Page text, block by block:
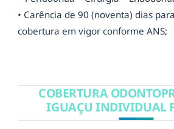
• Carência de 90 (noventa) dias
cobertura em vigor conforme ANS;
COBERTURA
IGUAÇU INDIVIDUAL